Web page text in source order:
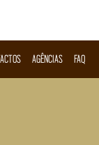
AGÊNCIAS FAQ